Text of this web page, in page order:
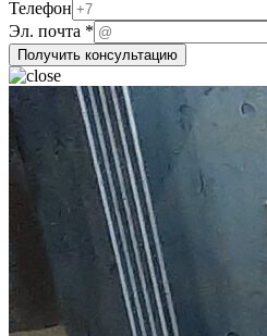
Телефон
компании
Эл.
Название
Эл. почта *
Получить консультацию